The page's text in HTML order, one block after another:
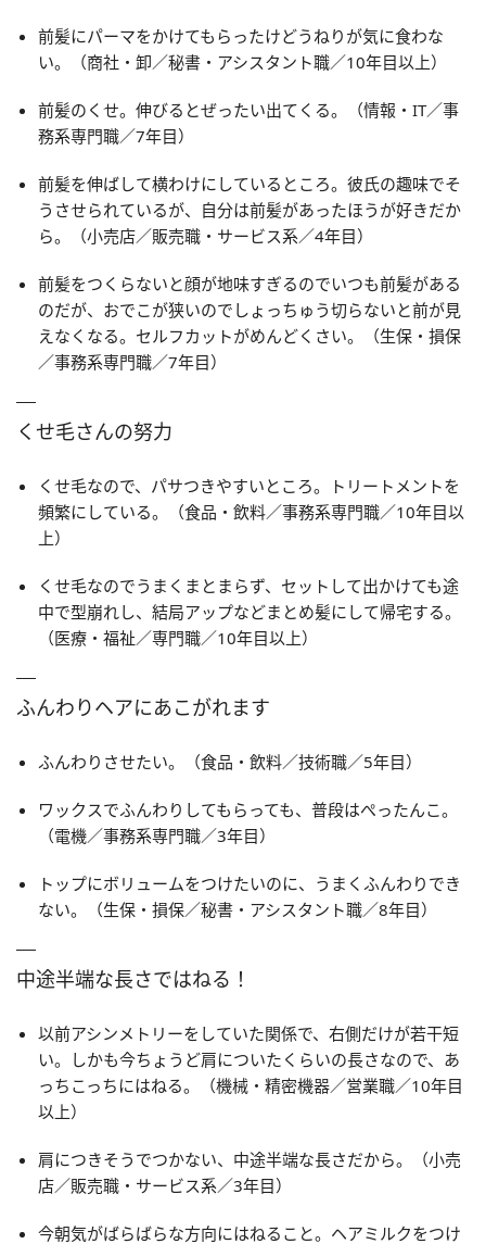
前髪にパーマをかけてもらったけどうねりが気に食わな
い。（商社・卸／秘書・アシスタント職／10年目以上）
前髪のくせ。伸びるとぜったい出てくる。（情報・IT／事
務系専門職／7年目）
前髪を伸ばして横わけにしているところ。彼氏の趣味でそ
うさせられているが、自分は前髪があったほうが好きだか
ら。（小売店／販売職・サービス系／4年目）
前髪をつくらないと顔が地味すぎるのでいつも前髪がある
のだが、おでこが狭いのでしょっちゅう切らないと前が見
えなくなる。セルフカットがめんどくさい。（生保・損保
／事務系専門職／7年目）
くせ毛さんの努力
くせ毛なので、パサつきやすいところ。トリートメントを
頻繁にしている。（食品・飲料／事務系専門職／10年目以
上）
くせ毛なのでうまくまとまらず、セットして出かけても途
中で型崩れし、結局アップなどまとめ髪にして帰宅する。
（医療・福祉／専門職／10年目以上）
ふんわりヘアにあこがれます
ふんわりさせたい。（食品・飲料／技術職／5年目）
ワックスでふんわりしてもらっても、普段はぺったんこ。
（電機／事務系専門職／3年目）
トップにボリュームをつけたいのに、うまくふんわりでき
ない。（生保・損保／秘書・アシスタント職／8年目）
中途半端な長さではねる！
以前アシンメトリーをしていた関係で、右側だけが若干短
い。しかも今ちょうど肩についたくらいの長さなので、あ
っちこっちにはねる。（機械・精密機器／営業職／10年目
以上）
肩につきそうでつかない、中途半端な長さだから。（小売
店／販売職・サービス系／3年目）
今朝気がばらばらな方向にはねること。ヘアミルクをつけ